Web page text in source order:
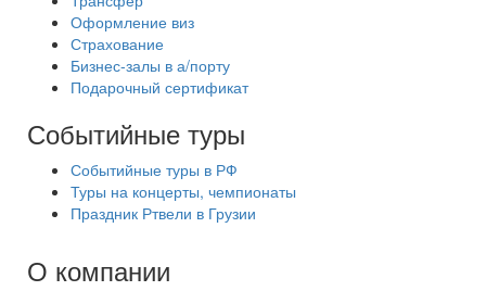
Оформление виз
Страхование
Бизнес-залы в а/порту
Подарочный сертификат
Событийные туры
Событийные туры в РФ
Туры на концерты, чемпионаты
Праздник Ртвели в Грузии
О компании